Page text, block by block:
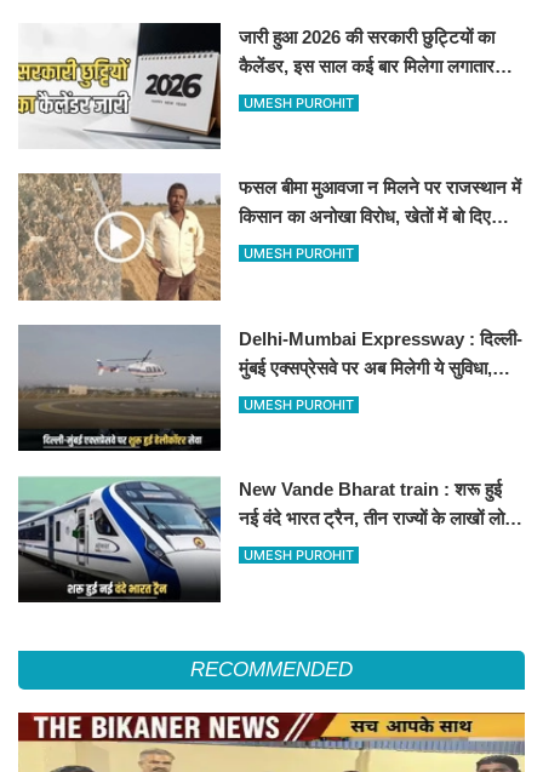
जारी हुआ 2026 की सरकारी छुट्टियों का
कैलेंडर, इस साल कई बार मिलेगा लगातार
अवकाश, देखें
UMESH PUROHIT
फसल बीमा मुआवजा न मिलने पर राजस्थान में
किसान का अनोखा विरोध, खेतों में बो दिए
500-500 रुपए के नोट, वीडियो वायरल
UMESH PUROHIT
Delhi-Mumbai Expressway : दिल्ली-
मुंबई एक्सप्रेसवे पर अब मिलेगी ये सुविधा,
हेलीकॉप्टर सर्विस से तुरंत घायल पहुंचेगा
UMESH PUROHIT
New Vande Bharat train : शरू हुई
नई वंदे भारत ट्रैन, तीन राज्यों के लाखों लोगों
का सफर होगा आसान, देखें पूरा रूटमैप
UMESH PUROHIT
RECOMMENDED